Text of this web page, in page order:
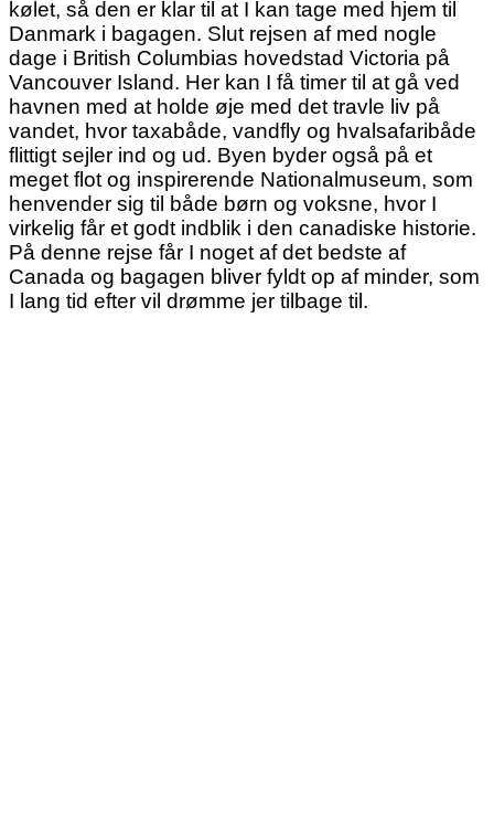
kølet, så den er klar til at I kan tage med hjem til
Danmark i bagagen. Slut rejsen af med nogle
dage i British Columbias hovedstad Victoria på
Vancouver Island. Her kan I få timer til at gå ved
havnen med at holde øje med det travle liv på
vandet, hvor taxabåde, vandfly og hvalsafaribåde
flittigt sejler ind og ud. Byen byder også på et
meget flot og inspirerende Nationalmuseum, som
henvender sig til både børn og voksne, hvor I
virkelig får et godt indblik i den canadiske historie.
På denne rejse får I noget af det bedste af
Canada og bagagen bliver fyldt op af minder, som
I lang tid efter vil drømme jer tilbage til.